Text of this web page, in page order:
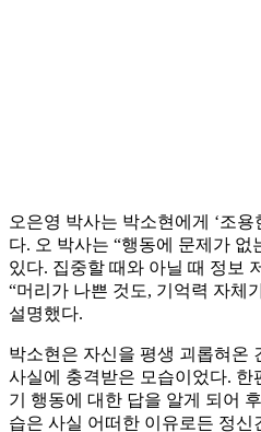
오은영 박사는 박소현에게 ‘조
다. 오 박사는 “행동에 문제가
있다. 집중할 때와 아닐 때 정보
“머리가 나쁜 것도, 기억력 자체
설명했다.
박소현은 자신을 평생 괴롭혀온
사실에 충격받은 모습이었다.
기 행동에 대한 답을 알게 되어
습은 사실 어떠한 이유로든 정신